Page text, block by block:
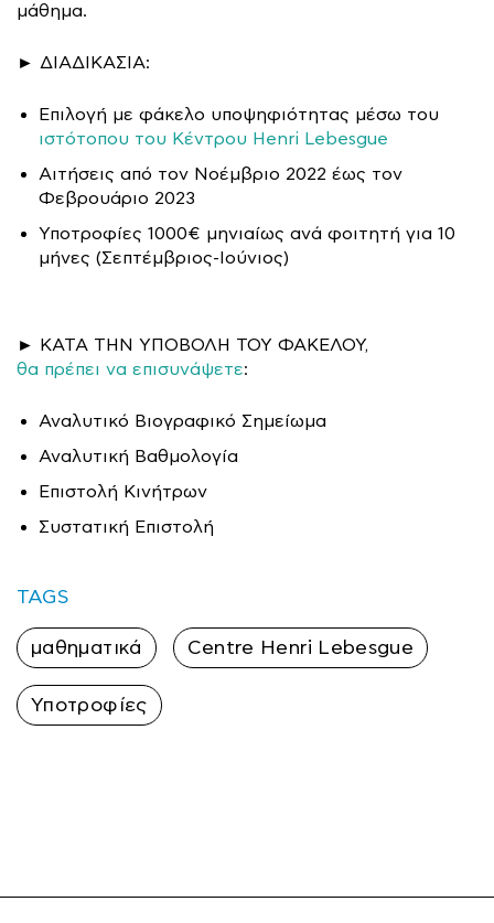
μάθημα.
► ΔΙΑΔΙΚΑΣΙΑ:
Επιλογή με φάκελο υποψηφιότητας μέσω του
ιστότοπου του Κέντρου Henri Lebesgue
Αιτήσεις από τον Νοέμβριο 2022 έως τον
Φεβρουάριο 2023
Υποτροφίες 1000€ μηνιαίως ανά φοιτητή για 10
μήνες (Σεπτέμβριος-Ιούνιος)
► ΚΑΤΑ ΤHN ΥΠΟΒΟΛΗ ΤΟΥ ΦΑΚΕΛΟΥ,
θα πρέπει να επισυνάψετε:
Αναλυτικό Βιογραφικό Σημείωμα
Αναλυτική Βαθμολογία
Επιστολή Κινήτρων
Συστατική Επιστολή
TAGS
μαθηματικά Centre Henri Lebesgue
Υποτροφίες